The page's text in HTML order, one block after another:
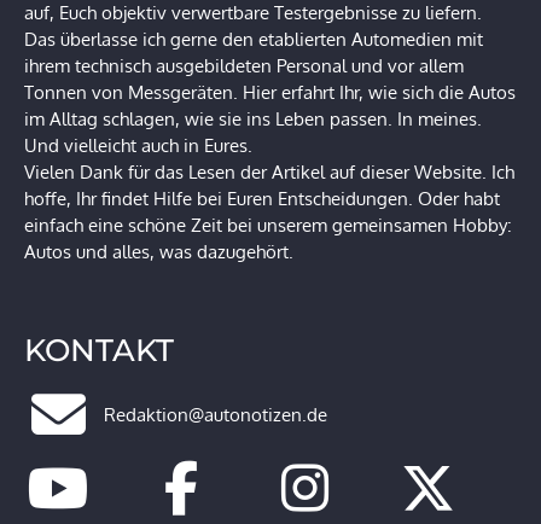
auf, Euch objektiv verwertbare Testergebnisse zu liefern.
Das überlasse ich gerne den etablierten Automedien mit
ihrem technisch ausgebildeten Personal und vor allem
Tonnen von Messgeräten. Hier erfahrt Ihr, wie sich die Autos
im Alltag schlagen, wie sie ins Leben passen. In meines.
Und vielleicht auch in Eures.
Vielen Dank für das Lesen der Artikel auf dieser Website. Ich
hoffe, Ihr findet Hilfe bei Euren Entscheidungen. Oder habt
einfach eine schöne Zeit bei unserem gemeinsamen Hobby:
Autos und alles, was dazugehört.
KONTAKT
Redaktion@autonotizen.de